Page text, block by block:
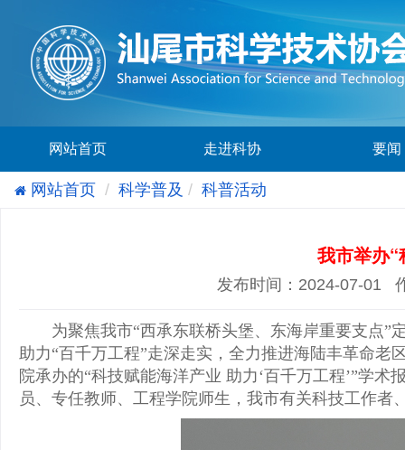
网站首页 走进科协 要闻
网站首页 科学普及 科普活动
我市举办“
发布时间：2024-07-01
为聚焦我市“西承东联桥头堡、东海岸重要支点”
助力“百千万工程”走深走实，全力推进海陆丰革命老
院承办的“科技赋能海洋产业 助力‘百千万工程’”学
员、专任教师、工程学院师生，我市有关科技工作